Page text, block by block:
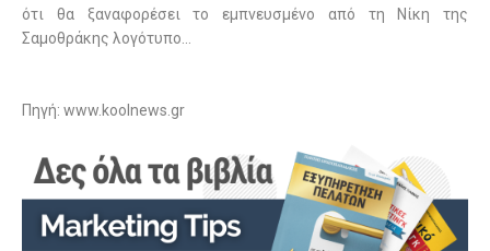
ότι θα ξαναφορέσει το εμπνευσμένο από τη Νίκη της
Σαμοθράκης λογότυπο…
Πηγή: www.koolnews.gr